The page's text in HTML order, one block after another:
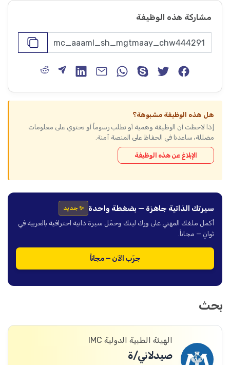
مشاركة هذه الوظيفة
هل هذه الوظيفة مشبوهة؟
إذا لاحظت أن الوظيفة وهمية أو تطلب رسوماً أو تحتوي على معلومات
مضللة، ساعدنا في الحفاظ على المنصة آمنة.
الإبلاغ عن هذه الوظيفة
سيرتك الذاتية جاهزة — بضغطة واحدة ✨ جديد
أكمل ملفك المهني على ورك لينك وحمّل سيرة ذاتية احترافية بالعربية في
ثوانٍ — مجاناً.
جرّب الآن — مجاناً
بحث
الهيئة الطبية الدولية IMC
صيدلاني/ة